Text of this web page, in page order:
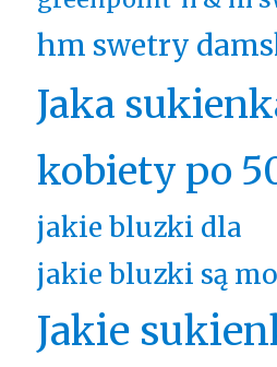
hm swetry
Jaka
kobiety po
jakie bluzki dla
jakie bluzki są
Jakie